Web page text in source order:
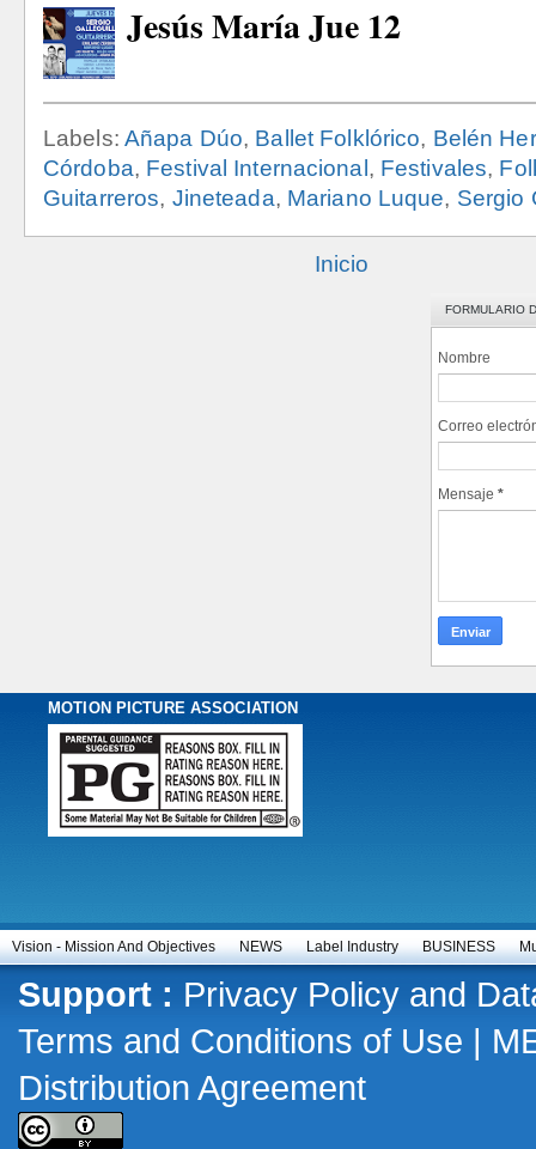
Jesús María Jue 12
Labels: Añapa Dúo, Ballet Folklórico, Belén
Córdoba, Festival Internacional , Festivales,
Guitarreros, Jineteada, Mariano Luque, Sergio
Inicio
FORMULARIO
Nombre
Correo
Mensaje *
MOTION PICTURE ASSOCIATION
Vision - Mission And Objectives NEWS Label Industry BUSINESS
Support : Privacy Policy and
Terms and Conditions of Use |
Distribution Agreement